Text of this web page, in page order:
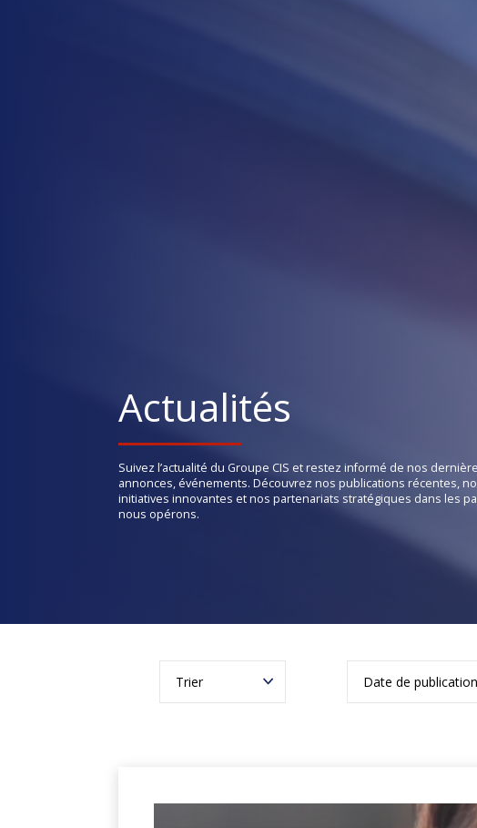
Actualités
Suivez l’actualité du Groupe CIS et restez informé de nos
annonces, événements. Découvrez nos publications récentes,
initiatives innovantes et nos partenariats stratégiques dans les
nous opérons.
Trier Date de publication